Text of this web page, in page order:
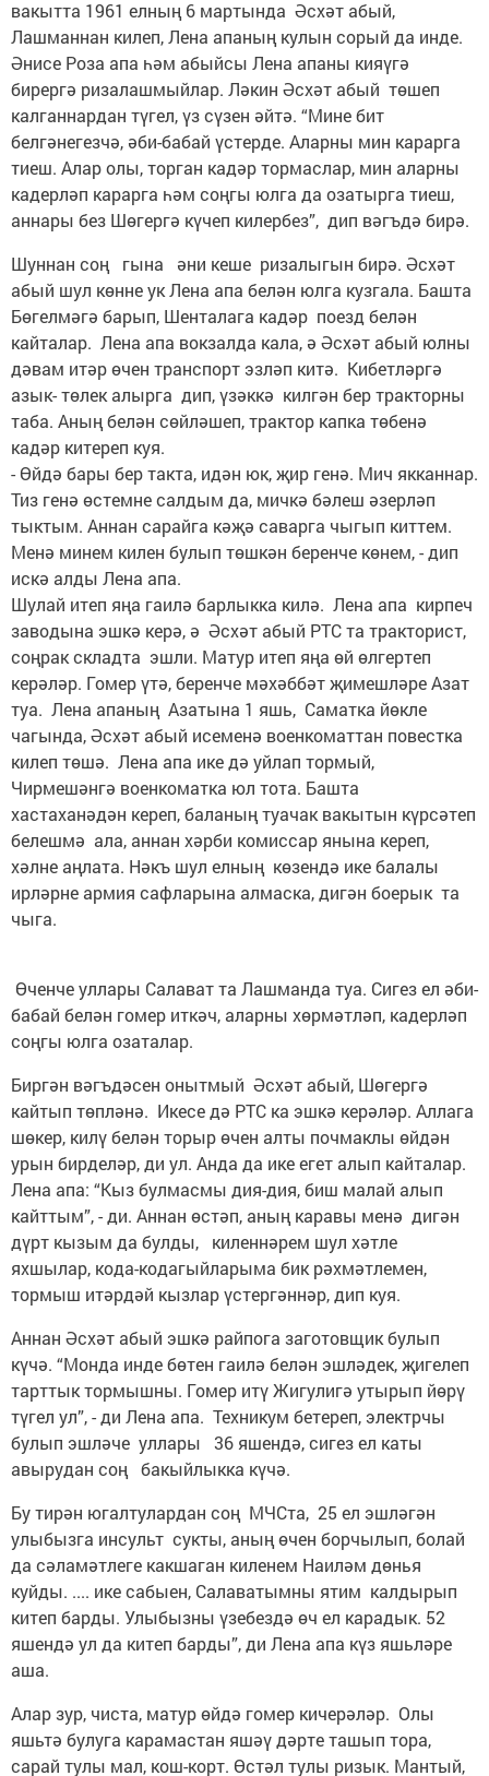
вакытта 1961 елның 6 мартында Әсхәт абый,
Лашманнан килеп, Лена апаның кулын сорый да инде.
Әнисе Роза апа һәм абыйсы Лена апаны кияүгә
бирергә ризалашмыйлар. Ләкин Әсхәт абый төшеп
калганнардан түгел, үз сүзен әйтә. “Мине бит
белгәнегезчә, әби-бабай үстерде. Аларны мин карарга
тиеш. Алар олы, торган кадәр тормаслар, мин аларны
кадерләп карарга һәм соңгы юлга да озатырга тиеш,
аннары без Шөгергә күчеп килербез”, дип вәгъдә бирә.
Шуннан соң гына әни кеше ризалыгын бирә. Әсхәт
абый шул көнне ук Лена апа белән юлга кузгала. Башта
Бөгелмәгә барып, Шенталага кадәр поезд белән
кайталар. Лена апа вокзалда кала, ә Әсхәт абый юлны
дәвам итәр өчен транспорт эзләп китә. Кибетләргә
азык- төлек алырга дип, үзәккә килгән бер тракторны
таба. Аның белән сөйләшеп, трактор капка төбенә
кадәр китереп куя.
- Өйдә бары бер такта, идән юк, җир генә. Мич якканнар.
Тиз генә өстемне салдым да, мичкә бәлеш әзерләп
тыктым. Аннан сарайга кәҗә саварга чыгып киттем.
Менә минем килен булып төшкән беренче көнем, - дип
искә алды Лена апа.
Шулай итеп яңа гаилә барлыкка килә. Лена апа кирпеч
заводына эшкә керә, ә Әсхәт абый РТС та тракторист,
соңрак складта эшли. Матур итеп яңа өй өлгертеп
керәләр. Гомер үтә, беренче мәхәббәт җимешләре Азат
туа. Лена апаның Азатына 1 яшь, Саматка йөкле
чагында, Әсхәт абый исеменә военкоматтан повестка
килеп төшә. Лена апа ике дә уйлап тормый,
Чирмешәнгә военкоматка юл тота. Башта
хастаханәдән кереп, баланың туачак вакытын күрсәтеп
белешмә ала, аннан хәрби комиссар янына кереп,
хәлне аңлата. Нәкъ шул елның көзендә ике балалы
ирләрне армия сафларына алмаска, дигән боерык та
чыга.
Өченче уллары Салават та Лашманда туа. Сигез ел әби-
бабай белән гомер иткәч, аларны хөрмәтләп, кадерләп
соңгы юлга озаталар.
Биргән вәгъдәсен онытмый Әсхәт абый, Шөгергә
кайтып төпләнә. Икесе дә РТС ка эшкә керәләр. Аллага
шөкер, килү белән торыр өчен алты почмаклы өйдән
урын бирделәр, ди ул. Анда да ике егет алып кайталар.
Лена апа: “Кыз булмасмы дия-дия, биш малай алып
кайттым”, - ди. Аннан өстәп, аның каравы менә дигән
дүрт кызым да булды, киленнәрем шул хәтле
яхшылар, кода-кодагыйларыма бик рәхмәтлемен,
тормыш итәрдәй кызлар үстергәннәр, дип куя.
Аннан Әсхәт абый эшкә райпога заготовщик булып
күчә. “Монда инде бөтен гаилә белән эшләдек, җигелеп
тарттык тормышны. Гомер итү Жигулигә утырып йөрү
түгел ул”, - ди Лена апа. Техникум бетереп, электрчы
булып эшләче уллары 36 яшендә, сигез ел каты
авырудан соң бакыйлыкка күчә.
Бу тирән югалтулардан соң МЧСта, 25 ел эшләгән
улыбызга инсульт сукты, аның өчен борчылып, болай
да сәламәтлеге какшаган киленем Наиләм дөнья
куйды. .... ике сабыен, Салаватымны ятим калдырып
китеп барды. Улыбызны үзебездә өч ел карадык. 52
яшендә ул да китеп барды”, ди Лена апа күз яшьләре
аша.
Алар зур, чиста, матур өйдә гомер кичерәләр. Олы
яшьтә булуга карамастан яшәү дәрте ташып тора,
сарай тулы мал, кош-корт. Өстәл тулы ризык. Мантый,